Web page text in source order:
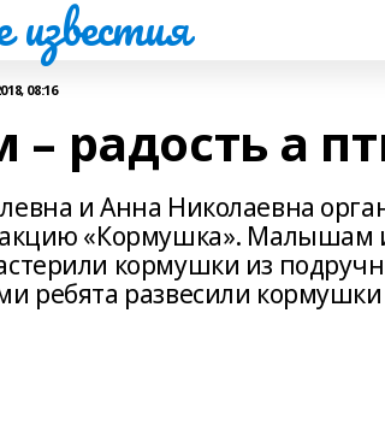
известия
08:16
радость а
и Анна Николаевна
акцию «Кормушка». Малышам
кормушки из
ребята развесили